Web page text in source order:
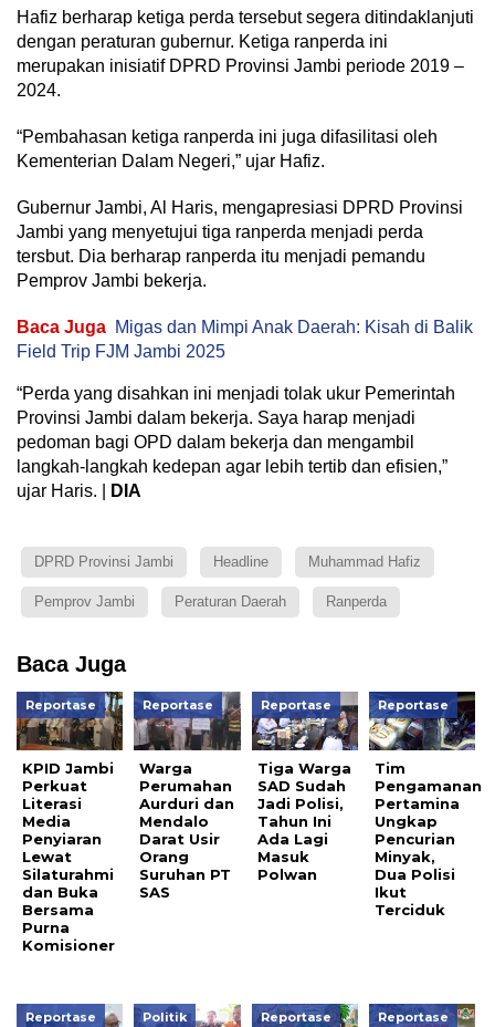
Hafiz berharap ketiga perda tersebut segera ditindaklanjuti
dengan peraturan gubernur. Ketiga ranperda ini
merupakan inisiatif DPRD Provinsi Jambi periode 2019 –
2024.
“Pembahasan ketiga ranperda ini juga difasilitasi oleh
Kementerian Dalam Negeri,” ujar Hafiz.
Gubernur Jambi, Al Haris, mengapresiasi DPRD Provinsi
Jambi yang menyetujui tiga ranperda menjadi perda
tersbut. Dia berharap ranperda itu menjadi pemandu
Pemprov Jambi bekerja.
Baca Juga Migas dan Mimpi Anak Daerah: Kisah di Balik
Field Trip FJM Jambi 2025
“Perda yang disahkan ini menjadi tolak ukur Pemerintah
Provinsi Jambi dalam bekerja. Saya harap menjadi
pedoman bagi OPD dalam bekerja dan mengambil
langkah-langkah kedepan agar lebih tertib dan efisien,”
ujar Haris. |
DIA
DPRD Provinsi Jambi Headline Muhammad Hafiz
Pemprov Jambi Peraturan Daerah Ranperda
Baca Juga
Reportase
KPID Jambi
Perkuat
Literasi
Media
Penyiaran
Lewat
Silaturahmi
dan Buka
Bersama
Purna
Komisioner
Reportase
Warga
Perumahan
Aurduri dan
Mendalo
Darat Usir
Orang
Suruhan PT
SAS
Reportase
Tiga Warga
SAD Sudah
Jadi Polisi,
Tahun Ini
Ada Lagi
Masuk
Polwan
Reportase
Tim
Pengamanan
Pertamina
Ungkap
Pencurian
Minyak,
Dua Polisi
Ikut
Terciduk
Reportase Politik Reportase Reportase